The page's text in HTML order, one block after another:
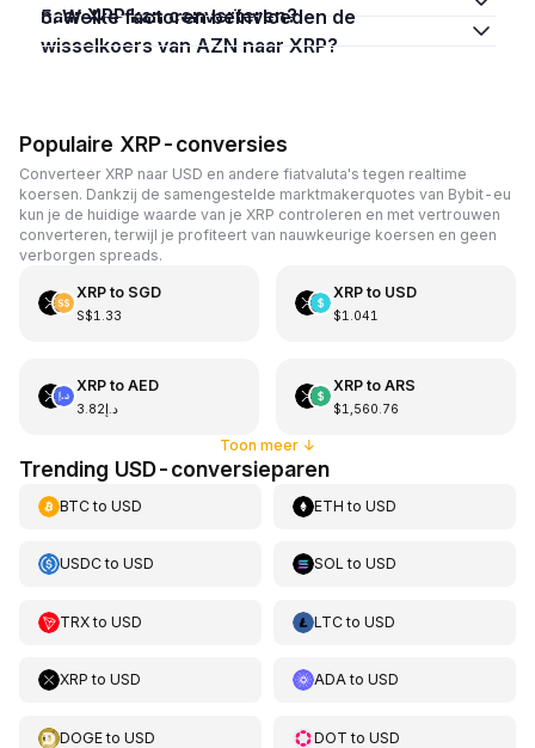
naar XRP kan converteren?
5. Welke factoren beïnvloeden de
wisselkoers van AZN naar XRP?
Populaire XRP-conversies
Converteer XRP naar USD en andere fiatvaluta's tegen realtime
koersen. Dankzij de samengestelde marktmakerquotes van Bybit-eu
kun je de huidige waarde van je XRP controleren en met vertrouwen
converteren, terwijl je profiteert van nauwkeurige koersen en geen
verborgen spreads.
XRPto SGD
S$1.33
XRPto USD
$1.041
XRPto AED
د.إ3.82
XRPto ARS
$1,560.76
Toon meer↓
Trending USD-conversieparen
BTCto USD ETH toUSD
USDCto USD SOL toUSD
TRXto USD LTCtoUSD
XRP to USD ADAtoUSD
DOGEto USD DOT toUSD